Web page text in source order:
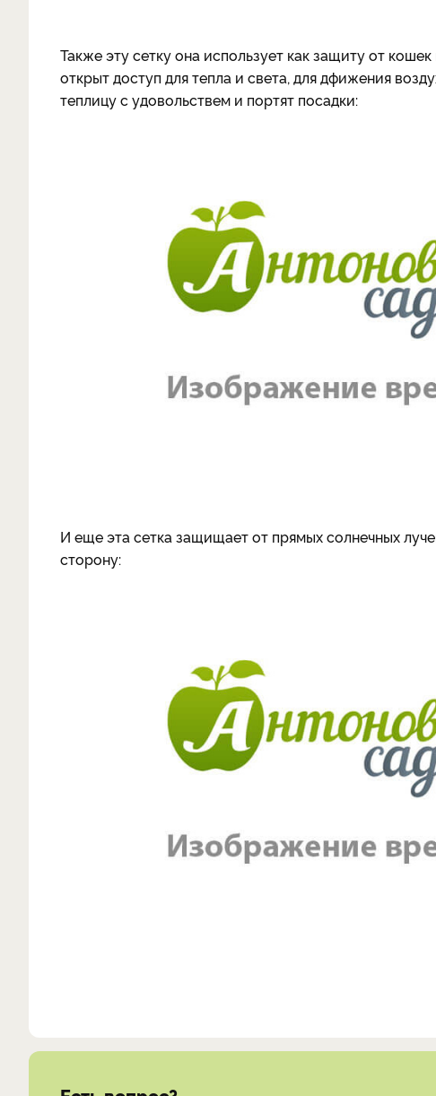
Также эту сетку она использует как защиту от
открыт доступ для тепла и света, для дфижения
теплицу с удовольствем и портят посадки:
И еще эта сетка защищает от прямых солнечных
сторону: